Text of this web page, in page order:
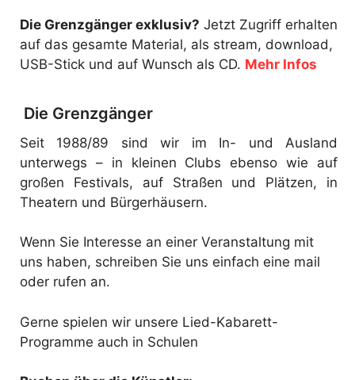
Die Grenzgänger exklusiv? Jetzt Zugriff erhalten
auf das gesamte Material, als stream, download,
USB-Stick und auf Wunsch als CD. Mehr Infos
Die Grenzgänger
Seit 1988/89 sind wir im In- und Ausland
unterwegs – in kleinen Clubs ebenso wie auf
großen Festivals, auf Straßen und Plätzen, in
Theatern und Bürgerhäusern.
Wenn Sie Interesse an einer Veranstaltung mit
uns haben, schreiben Sie uns einfach eine mail
oder rufen an.
Gerne spielen wir unsere Lied-Kabarett-
Programme auch in Schulen